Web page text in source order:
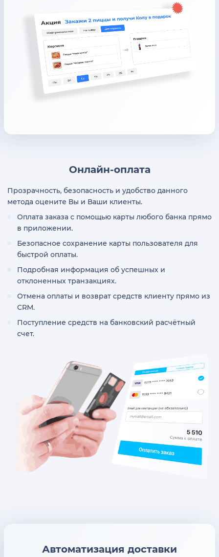
Онлайн-оплата
Прозрачность, безопасность и удобство данного
метода оцените Вы и Ваши клиенты.
Оплата заказа с помощью карты любого банка прямо
в приложении.
Безопасное сохранение карты пользователя для
быстрой оплаты.
Подробная информация об успешных и
отклоненных транзакциях.
Отмена оплаты и возврат средств клиенту прямо из
CRM.
Поступление средств на банковский расчётный
счет.
Автоматизация доставки